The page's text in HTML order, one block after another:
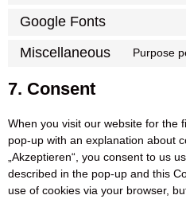
Google Fonts
Miscellaneous Purpose
7. Consent
When you visit our website for the
pop-up with an explanation about
„Akzeptieren“, you consent to us
described in the pop-up and this
use of cookies via your browser,